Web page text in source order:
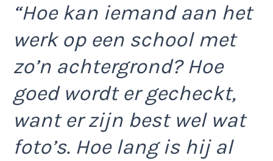
“Hoe kan iemand aan het
werk op een school met
zo’n achtergrond? Hoe
goed wordt er gecheckt,
want er zijn best wel wat
foto’s. Hoe lang is hij al